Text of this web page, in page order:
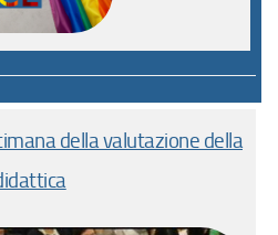
della valutazione della